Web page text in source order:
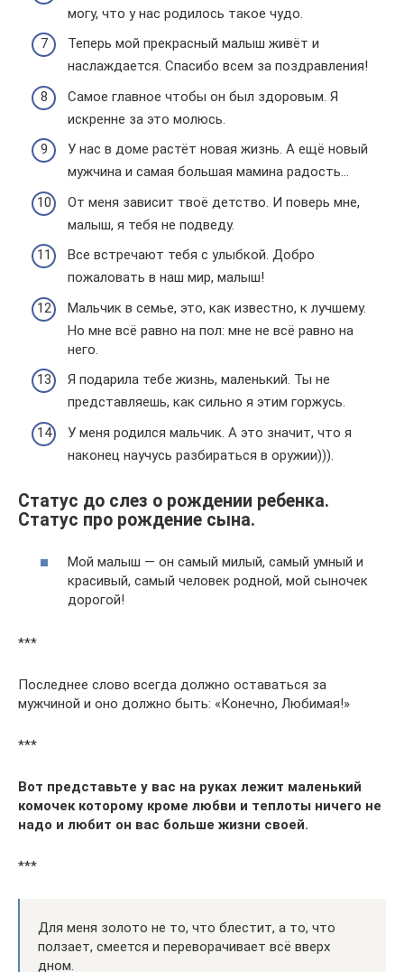
могу, что у нас родилось такое чудо.
Теперь мой прекрасный малыш живёт и
наслаждается. Спасибо всем за поздравления!
Самое главное чтобы он был здоровым. Я
искренне за это молюсь.
У нас в доме растёт новая жизнь. А ещё новый
мужчина и самая большая мамина радость…
От меня зависит твоё детство. И поверь мне,
малыш, я тебя не подведу.
Все встречают тебя с улыбкой. Добро
пожаловать в наш мир, малыш!
Мальчик в семье, это, как известно, к лучшему.
Но мне всё равно на пол: мне не всё равно на
него.
Я подарила тебе жизнь, маленький. Ты не
представляешь, как сильно я этим горжусь.
У меня родился мальчик. А это значит, что я
наконец научусь разбираться в оружии))).
Статус до слез о рождении ребенка.
Статус про рождение сына.
Мой малыш — он самый милый, самый умный и
красивый, самый человек родной, мой сыночек
дорогой!
***
Последнее слово всегда должно оставаться за
мужчиной и оно должно быть: «Конечно, Любимая!»
***
Вот представьте у вас на руках лежит маленький
комочек которому кроме любви и теплоты ничего не
надо и любит он вас больше жизни своей.
***
Для меня золото не то, что блестит, а то, что
ползает, смеется и переворачивает всё вверх
дном.